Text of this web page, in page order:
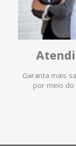
Garanta mais
por meio do